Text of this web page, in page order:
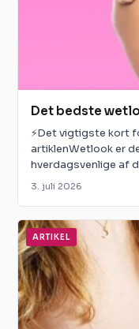
Det bedste
⚡Det vigtigste kort
artiklenWetlook er
hverdagsvenlige af
3. juli 2026
ARTIKEL